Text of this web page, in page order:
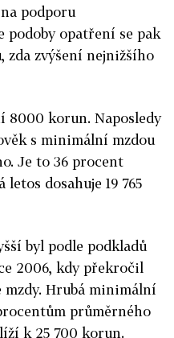
podporu
podoby opatření se pak
zda zvýšení nejnižšího
8000 korun. Naposledy
s minimální mzdou
Je to 36 procent
dosahuje 19 765
byl podle podkladů
2006, kdy překročil
Hrubá minimální
průměrného
k 25 700 korun.